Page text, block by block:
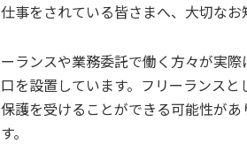
事をされている皆さまへ、大切なお
ランスや業務委託で働く方々が実
を設置しています。フリーランス
護を受けることができる可能性が
。